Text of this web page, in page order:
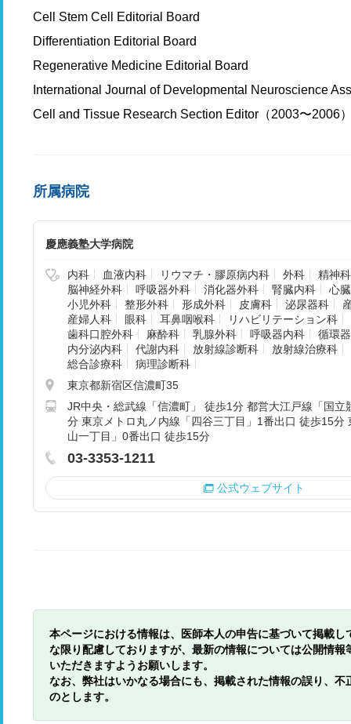
Cell Stem Cell Editorial Board
Differentiation Editorial Board
Regenerative Medicine Editorial Board
International Journal of Developmental Neuroscience
Cell and Tissue Research Section Editor（2003〜2006
所属病院
慶應義塾大学病院
内科 血液内科 リウマチ・膠原病内科 外科
精神科
脳神経外科
呼吸器外科 消化器外科 腎臓内科
心
小児外科
整形外科 形成外科 皮膚科 泌尿器科
産婦人科
眼科 耳鼻咽喉科
リハビリテーション科
歯科口腔外科
麻酔科 乳腺外科 呼吸器内科
循環
内分泌内科
代謝内科 放射線診断科
放射線治療科
総合診療科
病理診断科
東京都新宿区信濃町35
JR中央・総武線「信濃町」 徒歩1分 都営大江戸線「国立
分 東京メトロ丸ノ内線「四谷三丁目」1番出口 徒歩15分
山一丁目」0番出口 徒歩15分
03-3353-1211
公式ウェブサイト
本ページにおける情報は、医師本人の申告に基づいて掲載
な限り配慮しておりますが、最新の情報については公開情
いただきますようお願いします。
なお、弊社はいかなる場合にも、掲載された情報の誤り、
のとします。